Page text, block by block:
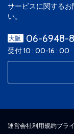
サービスに関する
い。
大阪 06-6948-
受付 10 : 00-16 : 00
運営会社利用規約プラ